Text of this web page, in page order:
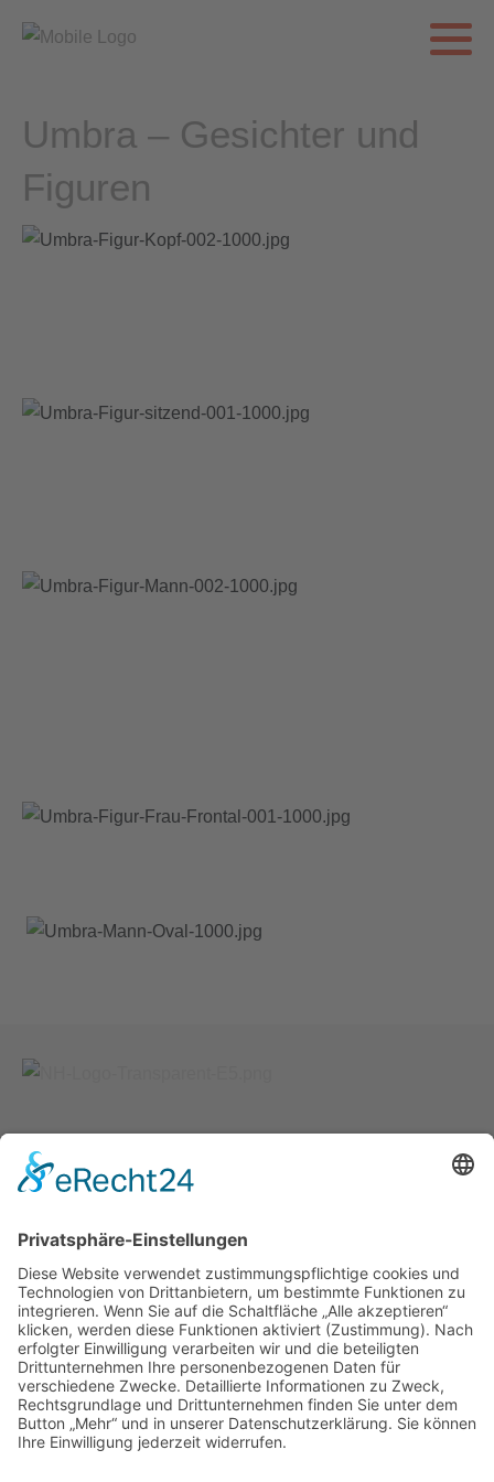
Umbra – Gesichter und
Figuren
Kontakt
Nikolas Hönig
Illustration und Grafik-Design
Käferbeinstraße 21
55270 Essenheim
E-Mail:info@hoenig-grafik.de
Internet: www.hoenig-grafik.de